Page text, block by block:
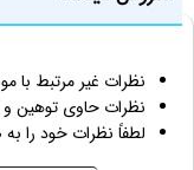
نظرات غیر مرتبط با
نظرات حاوی توهین و
لطفاً نظرات خود را